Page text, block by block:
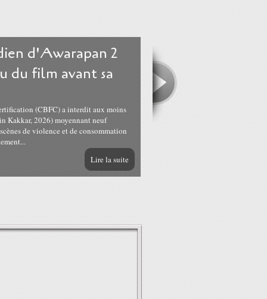
d'Awarapan 2
du film avant sa
(CBFC) a interdit aux moins
Kakkar, 2026) moyennant neuf
de violence et de consommation
Lire la suite